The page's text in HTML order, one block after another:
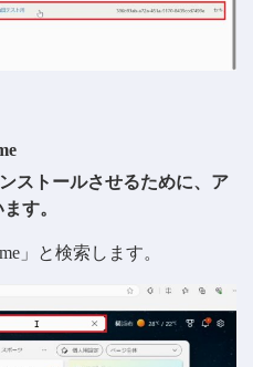
ストールさせるために、ア
す。
」と検索します。